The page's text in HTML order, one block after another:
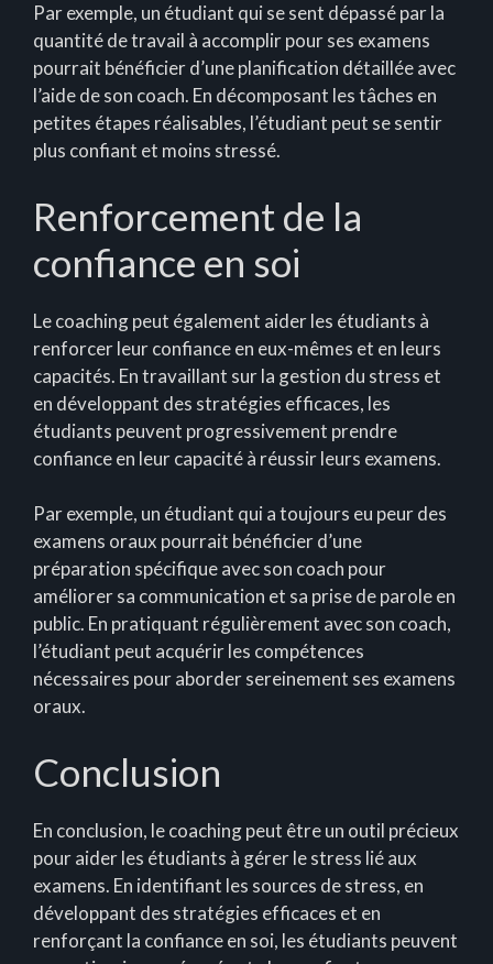
Par exemple, un étudiant qui se sent dépassé par la
quantité de travail à accomplir pour ses examens
pourrait bénéficier d’une planification détaillée avec
l’aide de son coach. En décomposant les tâches en
petites étapes réalisables, l’étudiant peut se sentir
plus confiant et moins stressé.
Renforcement de la
confiance en soi
Le coaching peut également aider les étudiants à
renforcer leur confiance en eux-mêmes et en leurs
capacités. En travaillant sur la gestion du stress et
en développant des stratégies efficaces, les
étudiants peuvent progressivement prendre
confiance en leur capacité à réussir leurs examens.
Par exemple, un étudiant qui a toujours eu peur des
examens oraux pourrait bénéficier d’une
préparation spécifique avec son coach pour
améliorer sa communication et sa prise de parole en
public. En pratiquant régulièrement avec son coach,
l’étudiant peut acquérir les compétences
nécessaires pour aborder sereinement ses examens
oraux.
Conclusion
En conclusion, le coaching peut être un outil précieux
pour aider les étudiants à gérer le stress lié aux
examens. En identifiant les sources de stress, en
développant des stratégies efficaces et en
renforçant la confiance en soi, les étudiants peuvent